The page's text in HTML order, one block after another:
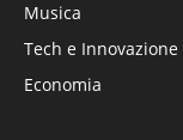
Musica
Tech e Innovazione
Economia